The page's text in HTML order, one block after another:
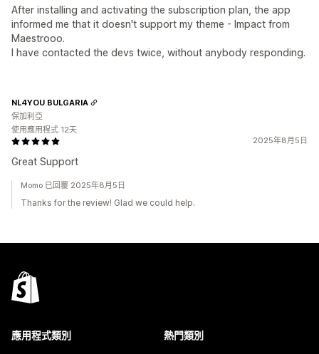
After installing and activating the subscription plan, the app
informed me that it doesn't support my theme - Impact from
Maestrooo.
I have contacted the devs twice, without anybody responding.
2025年8月5日
Great Support
NL4YOU BULGARIA
保加利亞
使用應用程式 12天
Momo 已回覆 2025年8月5日
Thanks for the review! Glad we could help.
應用程式類別 熱門類別